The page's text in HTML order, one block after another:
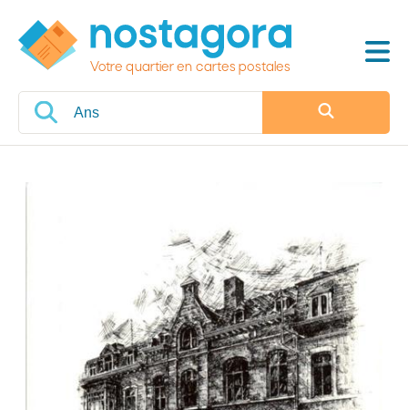
Votre quartier en cartes postales